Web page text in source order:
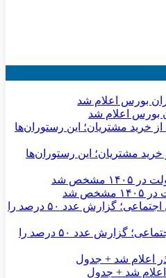
بورس اعلام شد
مشتریان؛ این رستوران‌ها
شد
ضرب‌الاجل کارگران به تامین اجتماعی؛ گزارش عدد ۵۰ درصد را